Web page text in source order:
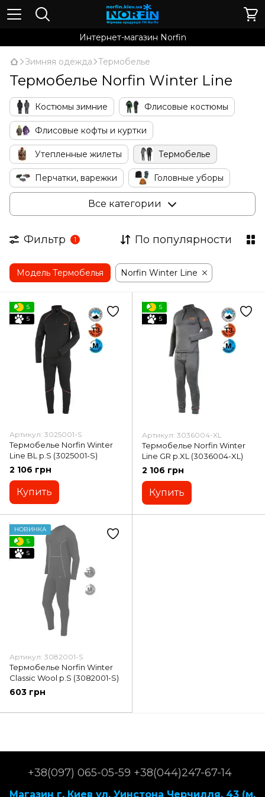
Интернет-магазин Norfin
Зимняя одежда Термобелье
Термобелье Norfin Winter Line
Костюмы зимние Флисовые костюмы
Флисовые кофты и куртки
Утепленные жилеты Термобелье
Перчатки, варежки Головные уборы
Для женщин
Все категории
Фильтр 1 По популярности
Модель Термобелья Norfin Winter Line
5
5
Артикул: 3025001-S
Термобелье Norfin Winter
Line BL р.S (3025001-S)
2 106 грн
Купить
5
5
Артикул: 3036004-XL
Термобелье Norfin Winter
Line GR р.XL (3036004-XL)
2 106 грн
Купить
НОВИНКА
5
5
Артикул: 3082001-S
Термобелье Norfin Winter
Classic Wool p.S (3082001-S)
603 грн
+38(097) 065-05-59 +38(044)247-67-14
Магазин г. Киев ул. Уинстона Черчилля, 43 (м.